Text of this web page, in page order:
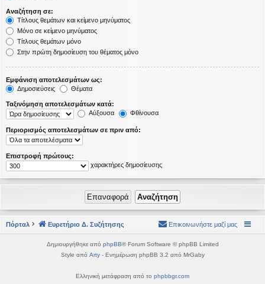
Αναζήτηση σε:
Τίτλους θεμάτων και κείμενο μηνύματος
Μόνο σε κείμενο μηνύματος
Τίτλους θεμάτων μόνο
Στην πρώτη δημοσίευση του θέματος μόνο
Εμφάνιση αποτελεσμάτων ως:
Δημοσιεύσεις
Θέματα
Ταξινόμηση αποτελεσμάτων κατά:
Αύξουσα
Φθίνουσα
Περιορισμός αποτελεσμάτων σε πριν από:
Επιστροφή πρώτους:
χαρακτήρες δημοσίευσης
Πόρταλ Ευρετήριο Δ. Συζήτησης Επικοινωνήστε μαζί μας
Δημιουργήθηκε από phpBB® Forum Software © phpBB Limited
Style από Arty- Ενημέρωση phpBB 3.2 από MrGaby
Ελληνική μετάφραση από το phpbbgr.com